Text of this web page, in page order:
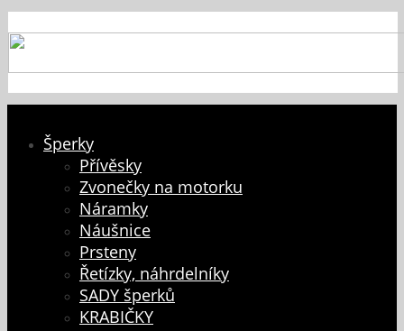
Šperky
Přívěsky
Zvonečky na motorku
Náramky
Náušnice
Prsteny
Řetízky, náhrdelníky
SADY šperků
KRABIČKY